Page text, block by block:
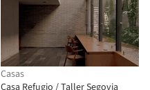
Casas
Casa Refugio / Taller Segovia